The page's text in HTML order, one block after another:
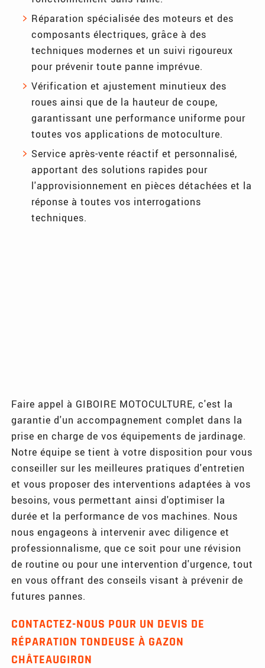
Réparation spécialisée des moteurs et des
composants électriques, grâce à des
techniques modernes et un suivi rigoureux
pour prévenir toute panne imprévue.
Vérification et ajustement minutieux des
roues ainsi que de la hauteur de coupe,
garantissant une performance uniforme pour
toutes vos applications de motoculture.
Service après-vente réactif et personnalisé,
apportant des solutions rapides pour
l'approvisionnement en pièces détachées et la
réponse à toutes vos interrogations
techniques.
Faire appel à GIBOIRE MOTOCULTURE, c'est la
garantie d'un accompagnement complet dans la
prise en charge de vos équipements de jardinage.
Notre équipe se tient à votre disposition pour vous
conseiller sur les meilleures pratiques d'entretien
et vous proposer des interventions adaptées à vos
besoins, vous permettant ainsi d'optimiser la
durée et la performance de vos machines. Nous
nous engageons à intervenir avec diligence et
professionnalisme, que ce soit pour une révision
de routine ou pour une intervention d'urgence, tout
en vous offrant des conseils visant à prévenir de
futures pannes.
CONTACTEZ-NOUS POUR UN DEVIS DE
RÉPARATION TONDEUSE À GAZON
CHÂTEAUGIRON